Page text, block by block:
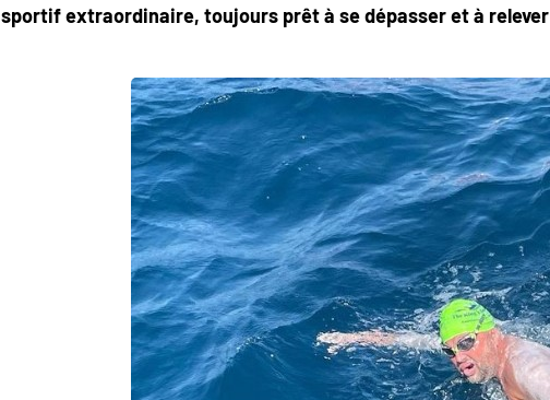
sportif extraordinaire, toujours prêt à se dépasser et à